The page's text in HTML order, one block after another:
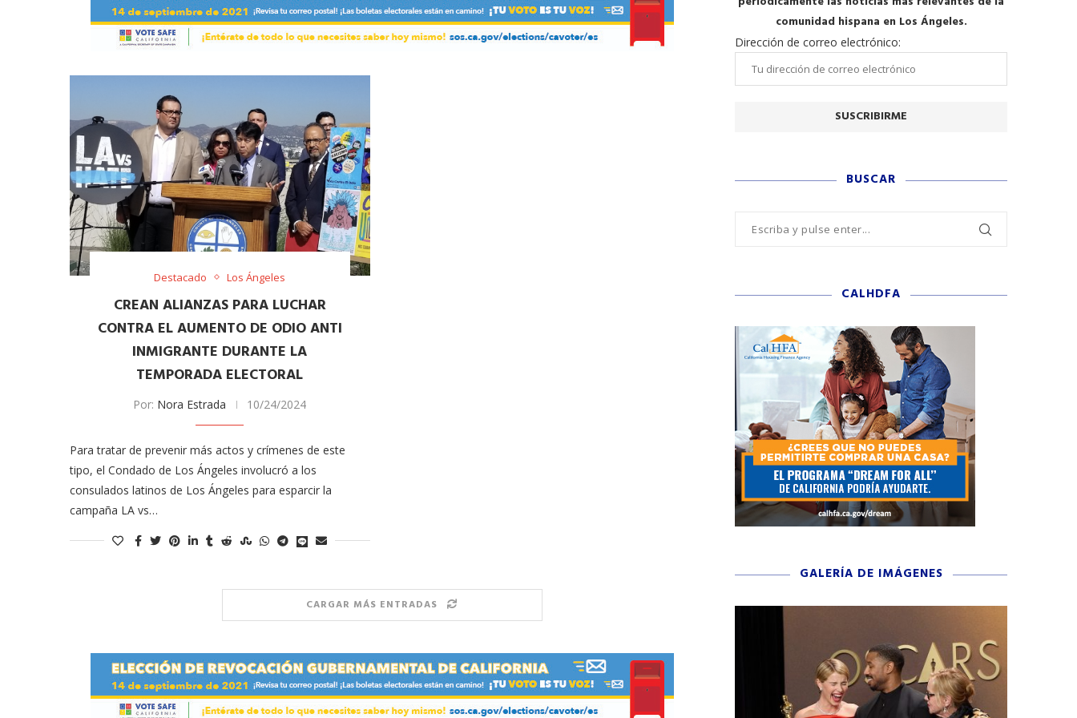
Destacado Los Ángeles
CREAN ALIANZAS PARA LUCHAR
CONTRA EL AUMENTO DE ODIO ANTI
INMIGRANTE DURANTE LA
TEMPORADA ELECTORAL
Por: Nora Estrada 10/24/2024
Para tratar de prevenir más actos y crímenes de este
tipo, el Condado de Los Ángeles involucró a los
consulados latinos de Los Ángeles para esparcir la
campaña LA vs…
CARGAR MÁS ENTRADAS
comunidad hispana en Los Ángeles.
Dirección de correo electrónico:
BUSCAR
CALHDFA
GALERÍA DE IMÁGENES